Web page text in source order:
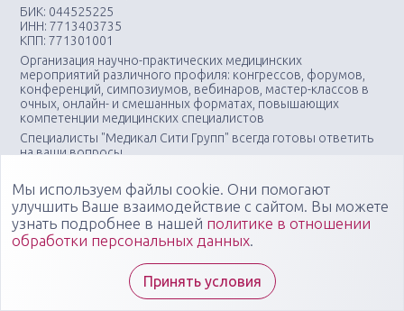
БИК: 044525225
ИНН: 7713403735
КПП: 771301001
Организация научно-практических медицинских
мероприятий различного профиля: конгрессов, форумов,
конференций, симпозиумов, вебинаров, мастер-классов в
очных, онлайн- и смешанных форматах, повышающих
компетенции медицинских специалистов
Специалисты "Медикал Сити Групп" всегда готовы ответить
на ваши вопросы
Мы используем файлы cookie. Они помогают
улучшить Ваше взаимодействие с сайтом. Вы можете
узнать подробнее в нашей политике в отношении
обработки персональных данных.
Принять условия